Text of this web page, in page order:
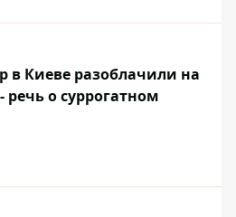
в Киеве разоблачили на
о суррогатном